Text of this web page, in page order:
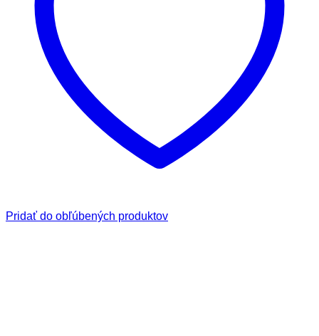
Pridať do obľúbených produktov